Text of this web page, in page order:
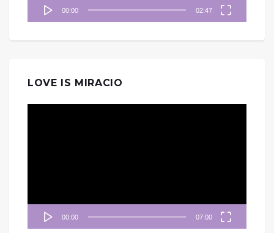
00:00 02:47
LOVE IS MIRACIO
00:00 07:00